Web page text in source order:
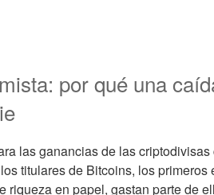
por qué una
las ganancias de las
titulares de Bitcoins, los primeros
riqueza en papel, gastan parte de